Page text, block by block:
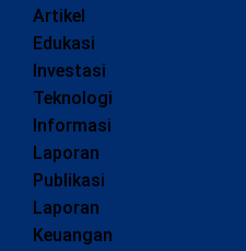
Artikel
Edukasi
Investasi
Teknologi
Informasi
Laporan
Publikasi
Laporan
Keuangan